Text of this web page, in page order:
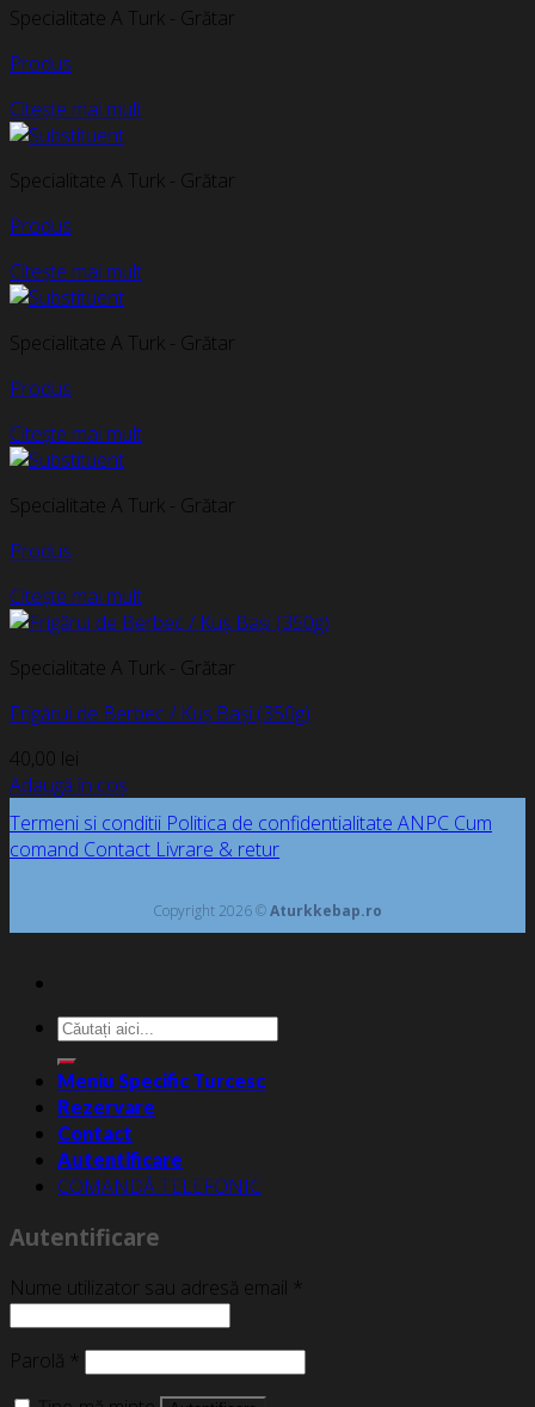
Specialitate A Turk - Grătar
Produs
Citește mai mult
Specialitate A Turk - Grătar
Produs
Citește mai mult
Specialitate A Turk - Grătar
Produs
Citește mai mult
Specialitate A Turk - Grătar
Produs
Citește mai mult
Specialitate A Turk - Grătar
Frigărui de Berbec / Kuș Bași (350g)
40,00 lei
Adaugă în coș
Termeni si conditii Politica de confidentialitate ANPC Cum
comand Contact Livrare & retur
Copyright 2026 ©Aturkkebap.ro
Caută
după:
Meniu Specific Turcesc
Rezervare
Contact
Autentificare
COMANDĂ TELEFONIC
Autentificare
Nume utilizator sau adresă email *
Parolă *